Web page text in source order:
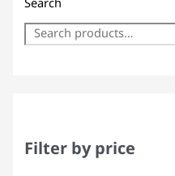
Search
Filter by price